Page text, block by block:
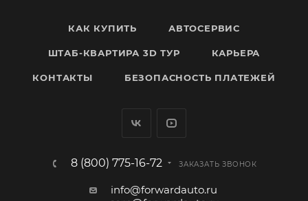
КАК КУПИТЬ АВТОСЕРВИС
ШТАБ-КВАРТИРА 3D ТУР КАРЬЕРА
КОНТАКТЫ БЕЗОПАСНОСТЬ ПЛАТЕЖЕЙ
8 (800) 775-16-72 ЗАКАЗАТЬ ЗВОНОК
info@forwardauto.ru